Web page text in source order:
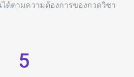
ด้ตามความต้องการของกวดวิชา
5